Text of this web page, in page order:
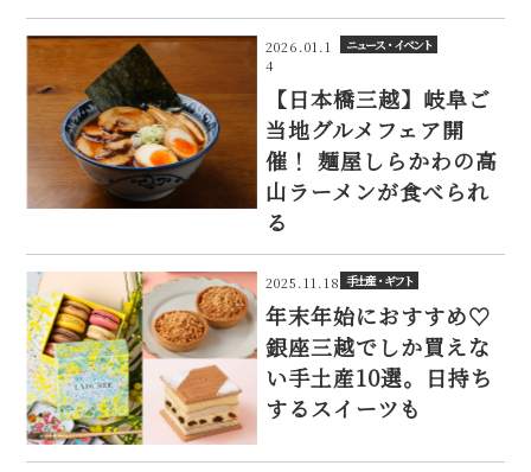
2026.01.1
4
ニュース・イベント
【日本橋三越】岐阜ご
当地グルメフェア開
催！ 麺屋しらかわの高
山ラーメンが食べられ
る
2025.11.18 手土産・ギフト
年末年始におすすめ♡
銀座三越でしか買えな
い手土産10選。日持ち
するスイーツも